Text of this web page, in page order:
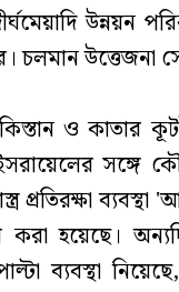
উন্নয়ন
চলমান উত্তেজনা
ও কাতার
সঙ্গে
প্রতিরক্ষা
করা হয়েছে।
ব্যবস্থা